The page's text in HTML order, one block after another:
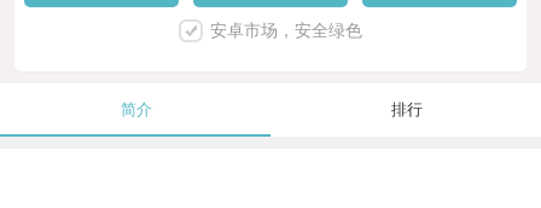
安卓市场，安全绿色
简介 排行